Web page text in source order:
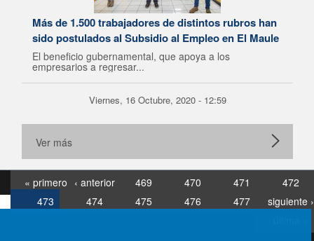
Más de 1.500 trabajadores de distintos rubros han
sido postulados al Subsidio al Empleo en El Maule
El beneficio gubernamental, que apoya a los
empresarios a regresar...
Viernes, 16 Octubre, 2020 - 12:59
Ver más
« primero ‹ anterior 469 470 471
472
473
474 475 476 477
siguiente ›